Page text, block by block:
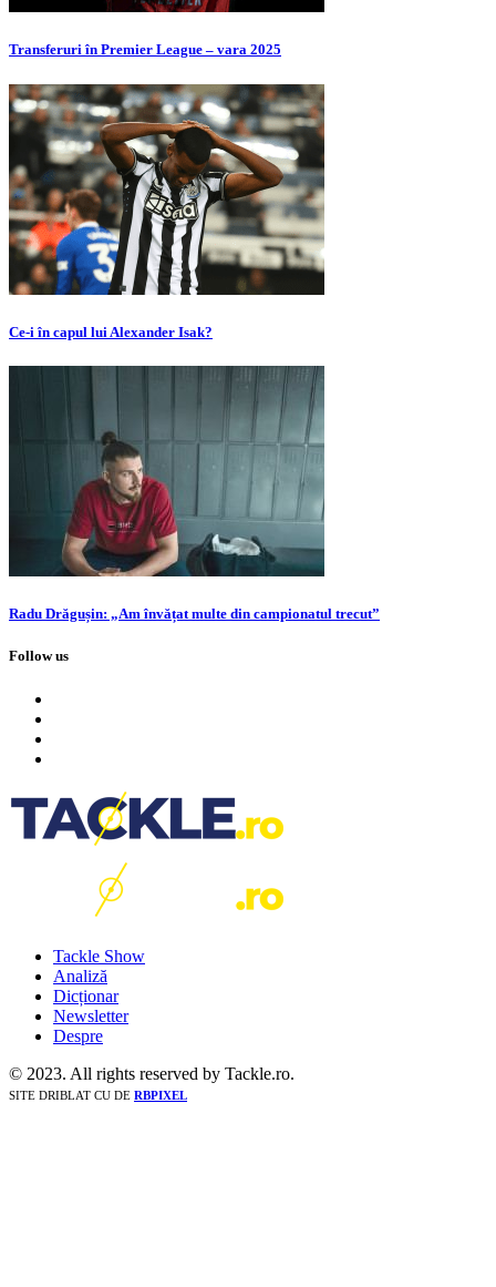
Transferuri în Premier League – vara 2025
Ce-i în capul lui Alexander Isak?
Radu Drăgușin: „Am învățat multe din campionatul trecut”
Follow us
Tackle Show
Analiză
Dicționar
Newsletter
Despre
© 2023. All rights reserved by Tackle.ro.
SITE DRIBLAT CU DE RBPIXEL